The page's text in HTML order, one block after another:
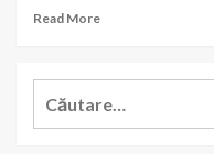
Read More